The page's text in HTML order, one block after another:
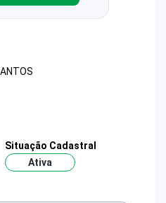
Situação Cadastral
Ativa